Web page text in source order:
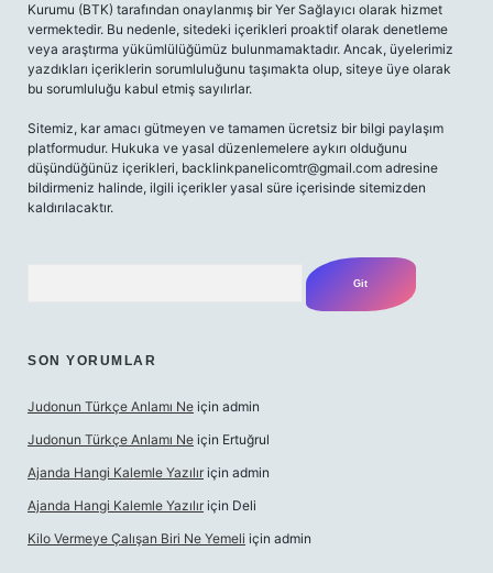
Kurumu (BTK) tarafından onaylanmış bir Yer Sağlayıcı olarak hizmet
vermektedir. Bu nedenle, sitedeki içerikleri proaktif olarak denetleme
veya araştırma yükümlülüğümüz bulunmamaktadır. Ancak, üyelerimiz
yazdıkları içeriklerin sorumluluğunu taşımakta olup, siteye üye olarak
bu sorumluluğu kabul etmiş sayılırlar.
Sitemiz, kar amacı gütmeyen ve tamamen ücretsiz bir bilgi paylaşım
platformudur. Hukuka ve yasal düzenlemelere aykırı olduğunu
düşündüğünüz içerikleri, backlinkpanelicomtr@gmail.com adresine
bildirmeniz halinde, ilgili içerikler yasal süre içerisinde sitemizden
kaldırılacaktır.
SON YORUMLAR
Judonun Türkçe Anlamı Ne için admin
Judonun Türkçe Anlamı Ne için Ertuğrul
Ajanda Hangi Kalemle Yazılır için admin
Ajanda Hangi Kalemle Yazılır için Deli
Kilo Vermeye Çalışan Biri Ne Yemeli için admin